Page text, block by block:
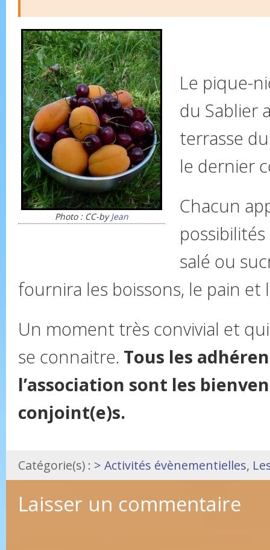
Photo : CC-byJean
Le pique-
du Sablier
terrasse
le dernier
Chacun
salé ou
fournira les boissons, le pain et
Un moment très convivial et
se connaitre. Tous les
l’association sont les
conjoint(e)s.
Catégorie(s) : > Activités évènementielles,
Laisser un commentaire